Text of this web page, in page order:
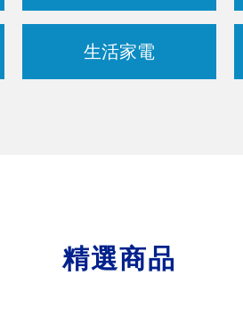
生活家電
精選商品